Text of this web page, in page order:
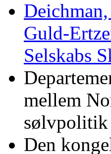
Guld-
Selskabs
mellem
sølvpolitik
Den